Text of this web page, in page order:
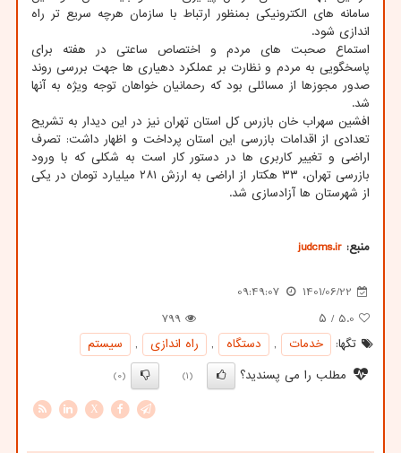
سامانه های الکترونیکی بمنظور ارتباط با سازمان هرچه سریع تر راه
اندازی شود.
استماع صحبت های مردم و اختصاص ساعتی در هفته برای
پاسخگویی به مردم و نظارت بر عملکرد دهیاری ها جهت بررسی روند
صدور مجوزها از مسائلی بود که رحمانیان خواهان توجه ویژه به آنها
شد.
افشین سهراب خان بازرس کل استان تهران نیز در این دیدار به تشریح
تعدادی از اقدامات بازرسی این استان پرداخت و اظهار داشت: تصرف
اراضی و تغییر کاربری ها در دستور کار است به شکلی که با ورود
بازرسی تهران، ۳۳ هکتار از اراضی به ارزش ۲۸۱ میلیارد تومان در یکی
از شهرستان ها آزادسازی شد.
منبع: judcms.ir
1401/06/22
09:49:07
5.0 / ۵
799
تگها:
خدمات , دستگاه , راه اندازی ,
سیستم
مطلب را می پسندید؟
(1)
(0)
X